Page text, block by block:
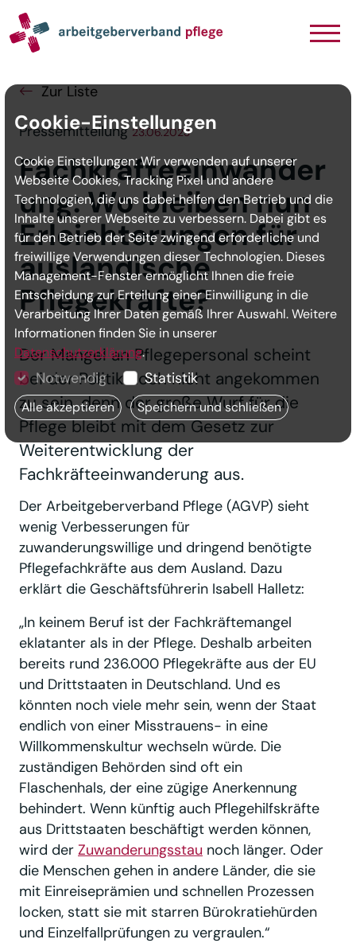
Navigation
Inhalt
Seitenabschluss
Zur Liste
Pressemitteilung 23.06.2023
Fachkräfteeinwander
ung: Wo bleiben nun
Erleichterungen für
ausländische
Pflegekräfte?
Der Mangel an Pflegepersonal scheint
bei der Politik noch nicht angekommen
zu sein, denn der große Wurf für die
Pflege bleibt mit dem Gesetz zur
Weiterentwicklung der
Fachkräfteeinwanderung aus.
Der Arbeitgeberverband Pflege (AGVP) sieht
wenig Verbesserungen für
zuwanderungswillige und dringend benötigte
Pflegefachkräfte aus dem Ausland. Dazu
erklärt die Geschäftsführerin Isabell Halletz:
„In keinem Beruf ist der Fachkräftemangel
eklatanter als in der Pflege. Deshalb arbeiten
bereits rund 236.000 Pflegekräfte aus der EU
und Drittstaaten in Deutschland. Und es
könnten noch viele mehr sein, wenn der Staat
endlich von einer Misstrauens- in eine
Willkommenskultur wechseln würde. Die
zuständigen Behörden sind oft ein
Flaschenhals, der eine zügige Anerkennung
behindert. Wenn künftig auch Pflegehilfskräfte
aus Drittstaaten beschäftigt werden können,
wird der Zuwanderungsstau noch länger. Oder
die Menschen gehen in andere Länder, die sie
mit Einreiseprämien und schnellen Prozessen
locken, statt sie mit starren Bürokratiehürden
und Einzelfallprüfungen zu vergraulen.“
Cookie-Einstellungen
Cookie Einstellungen: Wir verwenden auf unserer
Webseite Cookies, Tracking Pixel und andere
Technologien, die uns dabei helfen den Betrieb und die
Inhalte unserer Webseite zu verbessern. Dabei gibt es
für den Betrieb der Seite zwingend erforderliche und
freiwillige Verwendungen dieser Technologien. Dieses
Management-Fenster ermöglicht Ihnen die freie
Entscheidung zur Erteilung einer Einwilligung in die
Verarbeitung Ihrer Daten gemäß Ihrer Auswahl. Weitere
Informationen finden Sie in unserer
Datenschutzerklärung.
Notwendig Statistik
Alle akzeptieren Speichern und schließen